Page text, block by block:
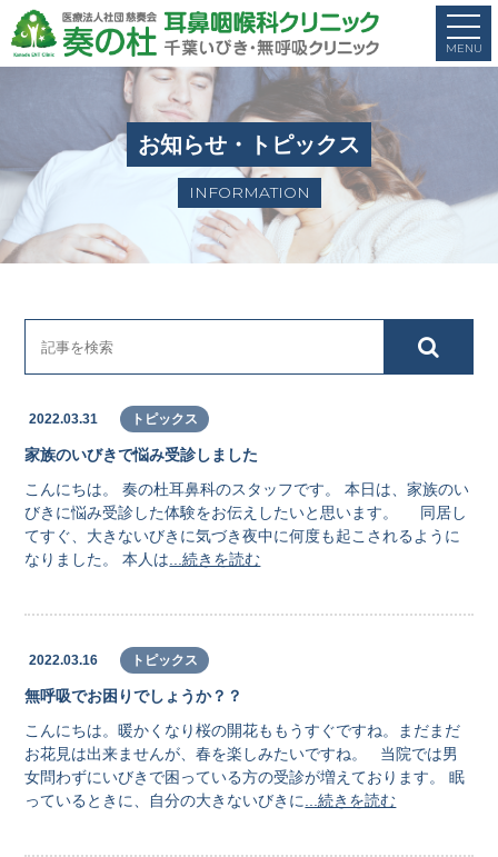
お知らせ・トピックス
INFORMATION
2022.03.31 トピックス
家族のいびきで悩み受診しました
こんにちは。 奏の杜耳鼻科のスタッフです。 本日は、家族のい
びきに悩み受診した体験をお伝えしたいと思います。 同居し
てすぐ、大きないびきに気づき夜中に何度も起こされるように
なりました。 本人は ...続きを読む
2022.03.16 トピックス
無呼吸でお困りでしょうか？？
こんにちは。暖かくなり桜の開花ももうすぐですね。まだまだ
お花見は出来ませんが、春を楽しみたいですね。 当院では男
女問わずにいびきで困っている方の受診が増えております。 眠
っているときに、自分の大きないびきに
...続きを読む